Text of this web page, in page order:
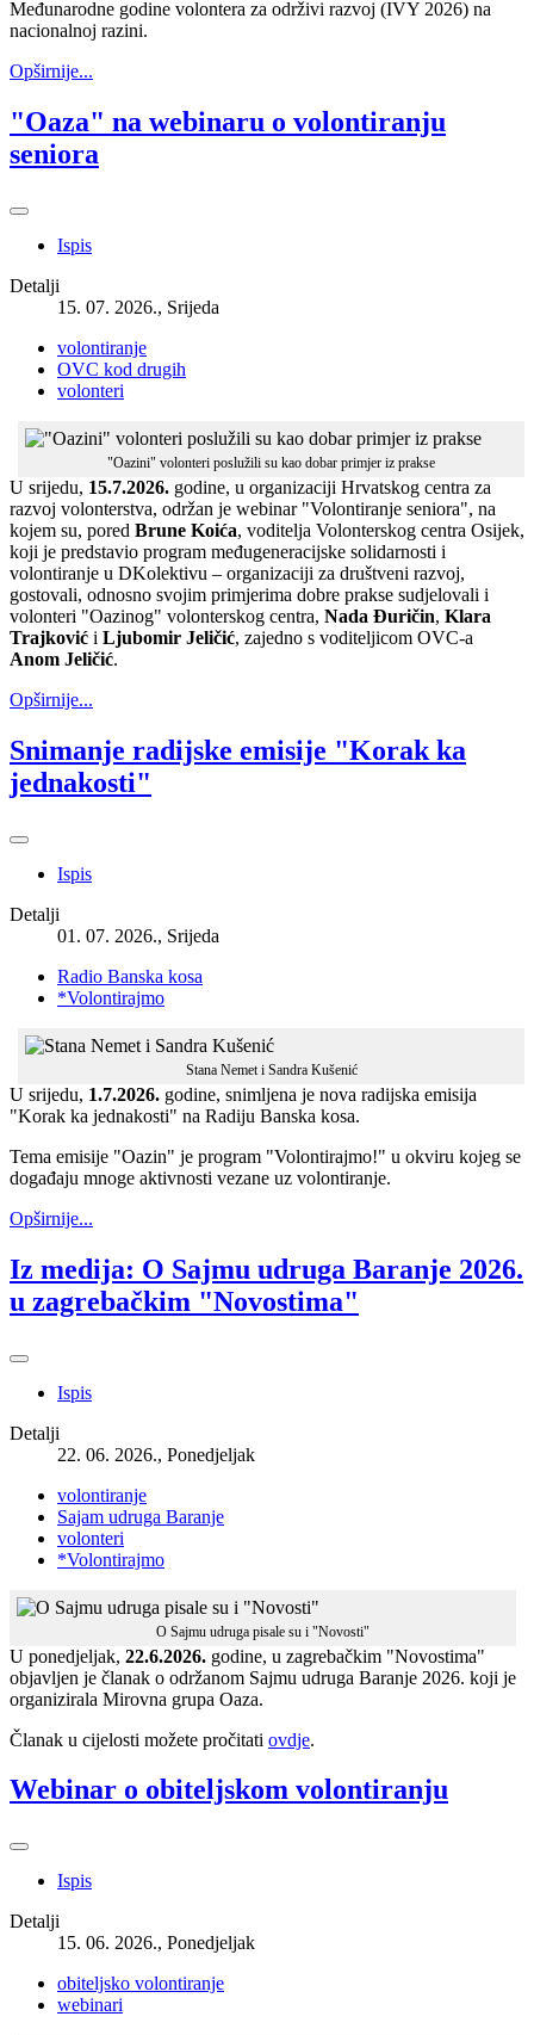
Međunarodne godine volontera za održivi razvoj (IVY 2026) na
nacionalnoj razini.
Opširnije...
"Oaza" na webinaru o volontiranju
seniora
Ispis
Detalji
15. 07. 2026., Srijeda
volontiranje
OVC kod drugih
volonteri
"Oazini" volonteri poslužili su kao dobar primjer iz prakse
U srijedu, 15.7.2026. godine, u organizaciji Hrvatskog centra za
razvoj volonterstva, održan je webinar "Volontiranje seniora", na
kojem su, pored Brune Koića, voditelja Volonterskog centra Osijek,
koji je predstavio program međugeneracijske solidarnosti i
volontiranje u DKolektivu – organizaciji za društveni razvoj,
gostovali, odnosno svojim primjerima dobre prakse sudjelovali i
volonteri "Oazinog" volonterskog centra, Nada Đuričin, Klara
Trajković i Ljubomir Jeličić, zajedno s voditeljicom OVC-a
Anom Jeličić.
Opširnije...
Snimanje radijske emisije "Korak ka
jednakosti"
Ispis
Detalji
01. 07. 2026., Srijeda
Radio Banska kosa
*Volontirajmo
Stana Nemet i Sandra Kušenić
U srijedu, 1.7.2026. godine, snimljena je nova radijska emisija
"Korak ka jednakosti" na Radiju Banska kosa.
Tema emisije "Oazin" je program "Volontirajmo!" u okviru kojeg se
događaju mnoge aktivnosti vezane uz volontiranje.
Opširnije...
Iz medija: O Sajmu udruga Baranje 2026.
u zagrebačkim "Novostima"
Ispis
Detalji
22. 06. 2026., Ponedjeljak
volontiranje
Sajam udruga Baranje
volonteri
*Volontirajmo
O Sajmu udruga pisale su i "Novosti"
U ponedjeljak, 22.6.2026. godine, u zagrebačkim "Novostima"
objavljen je članak o održanom Sajmu udruga Baranje 2026. koji je
organizirala Mirovna grupa Oaza.
Članak u cijelosti možete pročitati ovdje.
Webinar o obiteljskom volontiranju
Ispis
Detalji
15. 06. 2026., Ponedjeljak
obiteljsko volontiranje
webinari